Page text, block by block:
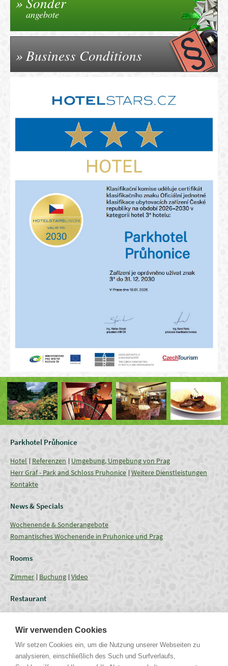
angebote
Business Conditions
Parkhotel Průhonice
Hotel Referenzen
Umgebung, Umgebung von Prag
Herr Graf - Park and Schloss Pruhonice Weitere Dienstleistungen
Kontakte
News & Specials
Wochenende & Sonderangebote
Romantisches Wochenende in Pruhonice und Prag
Rooms
Zimmer Buchung Video
Restaurant
Tagungsräume Fassungsgrössen
Technische Ausrüstung
Wir verwenden Cookies
Wir setzen Cookies ein, um die Nutzung unserer Webseiten zu
analysieren, einschließlich des Such und Surfverlaufs,